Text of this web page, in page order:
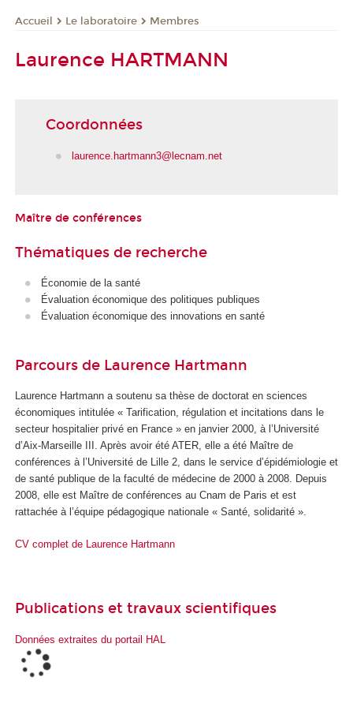
Accueil Le laboratoire Membres
Laurence HARTMANN
Coordonnées
laurence.hartmann3@lecnam.net
Maître de conférences
Thématiques de recherche
Économie de la santé
Évaluation économique des politiques publiques
Évaluation économique des innovations en santé
Parcours de Laurence Hartmann
Laurence Hartmann a soutenu sa thèse de doctorat en sciences
économiques intitulée « Tarification, régulation et incitations dans le
secteur hospitalier privé en France » en janvier 2000, à l’Université
d’Aix-Marseille III. Après avoir été ATER, elle a été Maître de
conférences à l’Université de Lille 2, dans le service d’épidémiologie et
de santé publique de la faculté de médecine de 2000 à 2008. Depuis
2008, elle est Maître de conférences au Cnam de Paris et est
rattachée à l’équipe pédagogique nationale « Santé, solidarité ».
CV complet de Laurence Hartmann
Publications et travaux scientifiques
Données extraites du portail HAL